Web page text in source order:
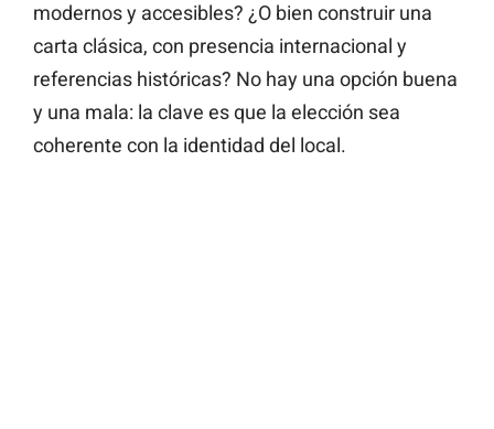
modernos y accesibles? ¿O bien construir una
carta clásica, con presencia internacional y
referencias históricas? No hay una opción buena
y una mala: la clave es que la elección sea
coherente con la identidad del local.